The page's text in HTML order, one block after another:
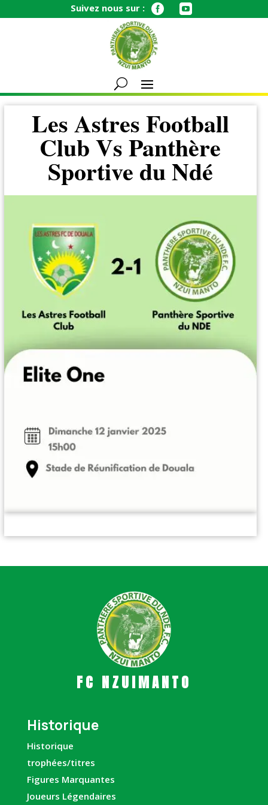
Suivez nous sur :  
Les Astres Football
Club Vs Panthère
Sportive du Ndé
FC NZUIMANTO
Historique
Historique
trophées/titres
Figures Marquantes
Joueurs Légendaires